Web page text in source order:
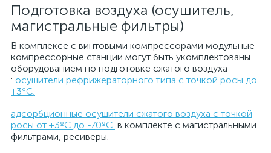
Подготовка воздуха (осушитель,
магистральные фильтры)
В комплексе с винтовыми компрессорами модульные
компрессорные станции могут быть укомплектованы
оборудованием по подготовке сжатого воздуха
: осушители рефрижераторного типа с точкой росы до
+3ºC
адсорбционные осушители сжатого воздуха с точкой
росы от +3ºC до -70ºC в комплекте с магистральными
фильтрами, ресиверы.